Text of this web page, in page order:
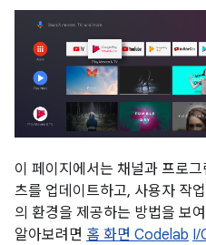
이 페이지에서는 채널과 프로
츠를 업데이트하고, 사용자 작
의 환경을 제공하는 방법을 보
알아보려면 홈 화면 Codelab I/